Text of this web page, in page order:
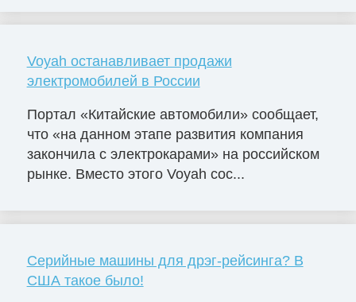
Voyah останавливает продажи
электромобилей в России
Портал «Китайские автомобили» сообщает,
что «на данном этапе развития компания
закончила с электрокарами» на российском
рынке. Вместо этого Voyah сос...
Серийные машины для дрэг-рейсинга? В
США такое было!